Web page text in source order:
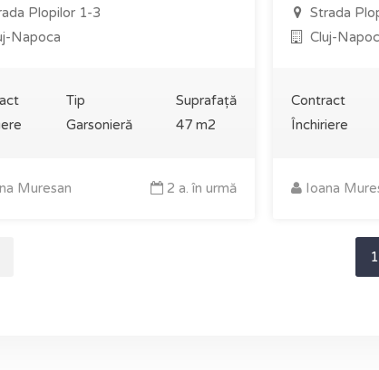
Plopilor 1-3
Napoca
Tip
Garsonieră
Suprafață
47 m2
Muresan 2 a. în urmă
Strada
Cluj-
Contract
Închiriere
Ioana
1